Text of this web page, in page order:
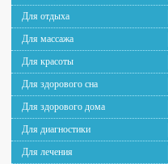
Для отдыха
Для массажа
Для красоты
Для здорового сна
Для здорового дома
Для диагностики
Для лечения